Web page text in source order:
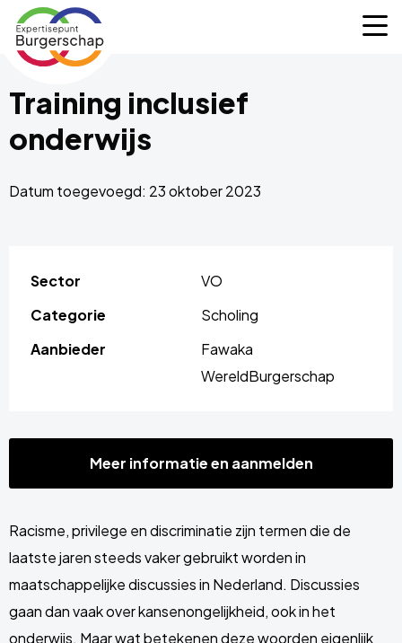
Expertisepunt
Burgerschap
Training inclusief
onderwijs
Datum toegevoegd: 23 oktober 2023
Sector
VO
Categorie
Scholing
Aanbieder
Fawaka
WereldBurgerschap
Meer informatie en aanmelden
Racisme, privilege en discriminatie zijn termen die de
laatste jaren steeds vaker gebruikt worden in
maatschappelijke discussies in Nederland. Discussies
gaan dan vaak over kansenongelijkheid, ook in het
onderwijs. Maar wat betekenen deze woorden eigenlijk